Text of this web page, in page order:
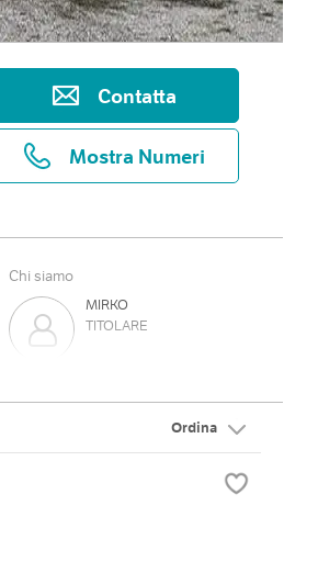
Contatta
Mostra Numeri
Chi siamo
MIRKO
TITOLARE
TITOLARE
Ordina